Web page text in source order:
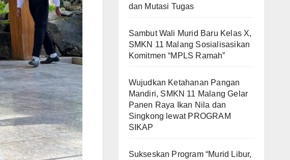
dan Mutasi Tugas
Sambut Wali Murid Baru Kelas X,
SMKN 11 Malang Sosialisasikan
Komitmen “MPLS Ramah”
Wujudkan Ketahanan Pangan
Mandiri, SMKN 11 Malang Gelar
Panen Raya Ikan Nila dan
Singkong lewat PROGRAM
SIKAP
Sukseskan Program “Murid Libur,